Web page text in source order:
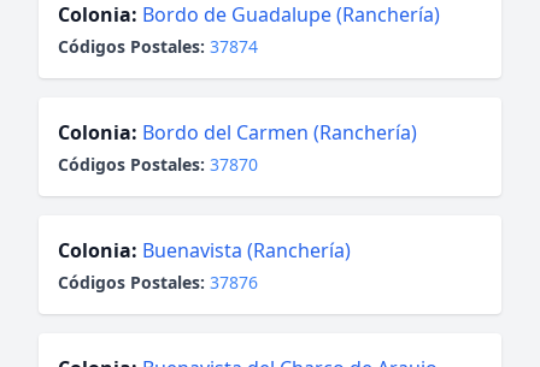
Colonia: Bordo de Guadalupe (Ranchería)
Códigos Postales: 37874
Colonia: Bordo del Carmen (Ranchería)
Códigos Postales: 37870
Colonia: Buenavista (Ranchería)
Códigos Postales: 37876